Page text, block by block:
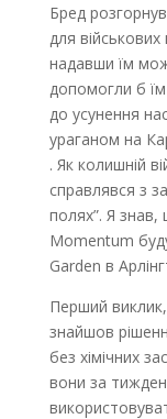
Бред
для
надавши їм
допомогли б
до усунення
ураганом на
. Як колишній
справлявся з
полях”. Я
Momentum
Garden в
Перший виклик,
знайшов
без хімічних
вони за